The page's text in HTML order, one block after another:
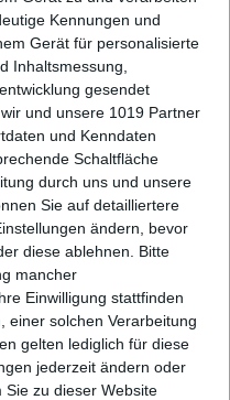
Kennungen und
Gerät für personalisierte
Inhaltsmessung,
gesendet
und unsere 1019 Partner
und Kenndaten
Schaltfläche
durch uns und unsere
Sie auf detailliertere
ändern, bevor
diese ablehnen.
Bitte
mancher
Einwilligung stattfinden
einer solchen Verarbeitung
gelten lediglich für diese
jederzeit ändern oder
Sie zu dieser Website